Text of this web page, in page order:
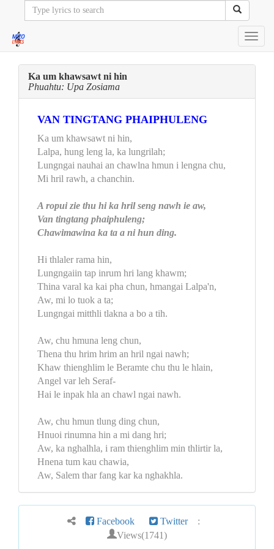
Ka um khawsawt ni hin
Phuahtu: Upa Zosiama
VAN TINGTANG PHAIPHULENG
Ka um khawsawt ni hin,
Lalpa, hung leng la, ka lungrilah;
Lungngai nauhai an chawlna hmun i lengna chu,
Mi hril rawh, a chanchin.
A ropui zie thu hi ka hril seng nawh ie aw,
Van tingtang phaiphuleng;
Chawimawina ka ta a ni hun ding.
Hi thlaler rama hin,
Lungngaiin tap inrum hri lang khawm;
Thina varal ka kai pha chun, hmangai Lalpa'n,
Aw, mi lo tuok a ta;
Lungngai mitthli tlakna a bo a tih.
Aw, chu hmuna leng chun,
Thena thu hrim hrim an hril ngai nawh;
Khaw thienghlim le Beramte chu thu le hlain,
Angel var leh Seraf-
Hai le inpak hla an chawl ngai nawh.
Aw, chu hmun tlung ding chun,
Hnuoi rinumna hin a mi dang hri;
Aw, ka nghalhla, i ram thienghlim min thlirtir la,
Hnena tum kau chawia,
Aw, Salem thar fang kar ka nghakhla.
Facebook Twitter :
Views(1741)